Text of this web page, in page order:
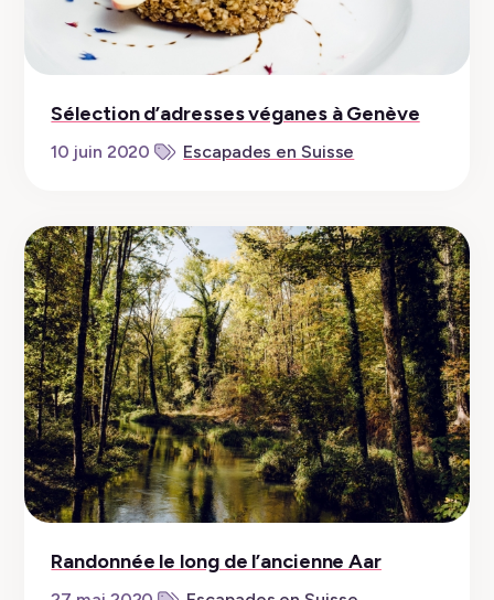
Sélection d’adresses véganes à Genève
10 juin 2020 Escapades en Suisse
Randonnée le long de l’ancienne Aar